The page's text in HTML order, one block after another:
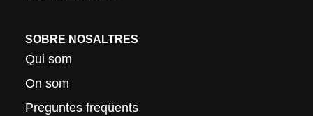
SOBRE NOSALTRES
Qui som
On som
Preguntes freqüents